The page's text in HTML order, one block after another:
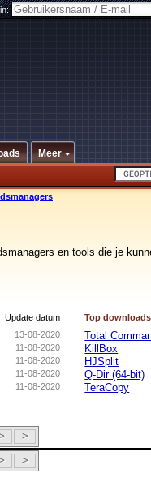
Meer
en tools die je
Update datum
13-08-2020
11-08-2020
11-08-2020
11-08-2020
11-08-2020
Top downloads
Total
KillBox
HJSplit
Q-Dir (64-bit)
TeraCopy